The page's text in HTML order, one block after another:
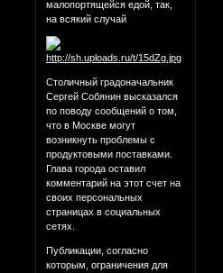
малопортящейся едой, так,
на всякий случай
Столичный градоначальник
Сергей Собянин высказался
по поводу сообщений о том,
что в Москве могут
возникнуть проблемы с
продуктовыми поставками.
Глава города оставил
комментарий на этот счет на
своих персональных
страницах в социальных
сетях.
Публикации, согласно
которым, ограничения для